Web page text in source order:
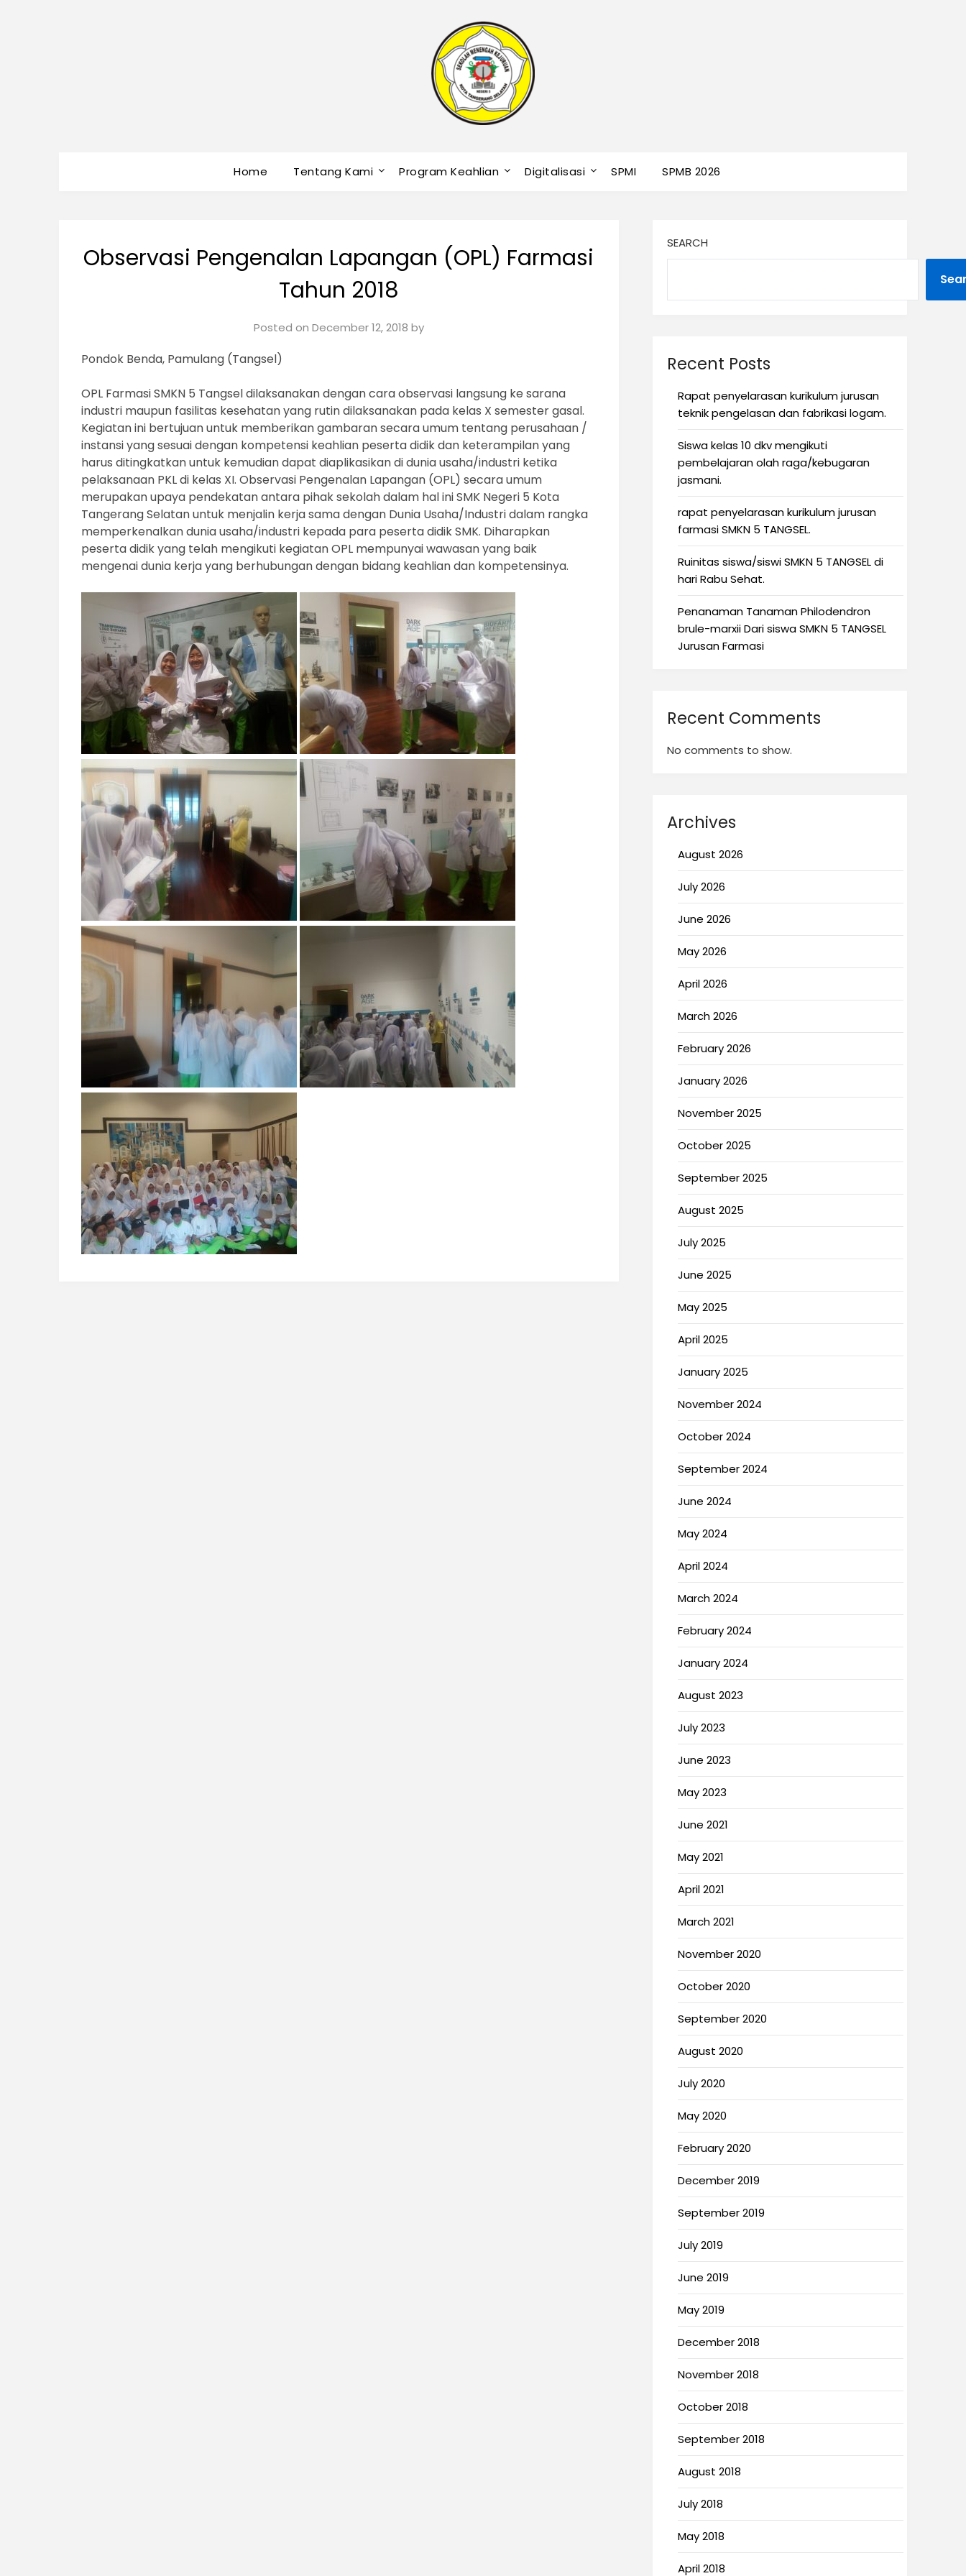
Home Tentang Kami Program Keahlian Digitalisasi SPMI SPMB 2026
Observasi Pengenalan Lapangan (OPL) Farmasi
Tahun 2018
Posted on December 12, 2018 by
Pondok Benda, Pamulang (Tangsel)
OPL Farmasi SMKN 5 Tangsel dilaksanakan dengan cara observasi langsung ke sarana
industri maupun fasilitas kesehatan yang rutin dilaksanakan pada kelas X semester gasal.
Kegiatan ini bertujuan untuk memberikan gambaran secara umum tentang perusahaan /
instansi yang sesuai dengan kompetensi keahlian peserta didik dan keterampilan yang
harus ditingkatkan untuk kemudian dapat diaplikasikan di dunia usaha/industri ketika
pelaksanaan PKL di kelas XI. Observasi Pengenalan Lapangan (OPL) secara umum
merupakan upaya pendekatan antara pihak sekolah dalam hal ini SMK Negeri 5 Kota
Tangerang Selatan untuk menjalin kerja sama dengan Dunia Usaha/Industri dalam rangka
memperkenalkan dunia usaha/industri kepada para peserta didik SMK. Diharapkan
peserta didik yang telah mengikuti kegiatan OPL mempunyai wawasan yang baik
mengenai dunia kerja yang berhubungan dengan bidang keahlian dan kompetensinya.
SEARCH
Recent Posts
Rapat penyelarasan kurikulum jurusan
teknik pengelasan dan fabrikasi logam.
Siswa kelas 10 dkv mengikuti
pembelajaran olah raga/kebugaran
jasmani.
rapat penyelarasan kurikulum jurusan
farmasi SMKN 5 TANGSEL.
Ruinitas siswa/siswi SMKN 5 TANGSEL di
hari Rabu Sehat.
Penanaman Tanaman Philodendron
brule-marxii Dari siswa SMKN 5 TANGSEL
Jurusan Farmasi
Recent Comments
No comments to show.
Archives
August 2026
July 2026
June 2026
May 2026
April 2026
March 2026
February 2026
January 2026
November 2025
October 2025
September 2025
August 2025
July 2025
June 2025
May 2025
April 2025
January 2025
November 2024
October 2024
September 2024
June 2024
May 2024
April 2024
March 2024
February 2024
January 2024
August 2023
July 2023
June 2023
May 2023
June 2021
May 2021
April 2021
March 2021
November 2020
October 2020
September 2020
August 2020
July 2020
May 2020
February 2020
December 2019
September 2019
July 2019
June 2019
May 2019
December 2018
November 2018
October 2018
September 2018
August 2018
July 2018
May 2018
April 2018